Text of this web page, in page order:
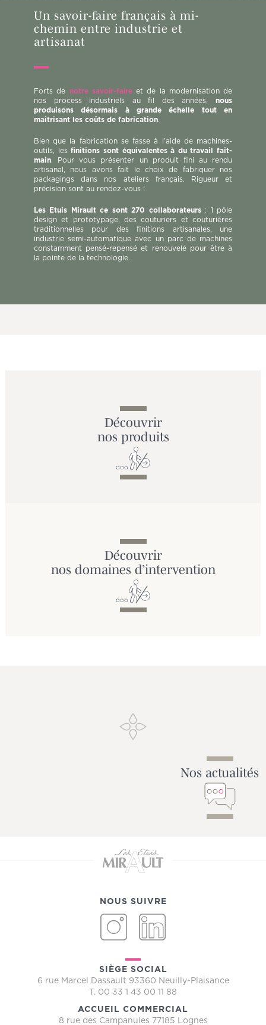
Un savoir-faire français à mi-
chemin entre industrie et
artisanat
Forts de notre savoir-faireet de la modernisation de
nos process industriels au fil des années, nous
produisons désormais à grande échelle tout en
maitrisant les coûts de fabrication.
Bien que la fabrication se fasse à l’aide de machines-
outils, lesfinitions sont équivalentes à du travail fait-
main. Pour vous présenter un produit fini au rendu
artisanal, nous avons fait le choix de fabriquer nos
packagings dans nos ateliers français. Rigueur et
précision sont au rendez-vous !
Les Etuis Mirault ce sont 270 collaborateurs: 1 pôle
design et prototypage, des couturiers et couturières
traditionnelles pour des finitions artisanales, une
industrie semi-automatique avec un parc de machines
constamment pensé-repensé et renouvelé pour être à
la pointe de la technologie.
Découvrir
nos produits
Découvrir
nos domaines d’intervention
Nos actualités
SIÈGE SOCIAL
6 rue Marcel Dassault 93360 Neuilly-Plaisance
T. 00 33 1 43 00 11 88
ACCUEIL COMMERCIAL
8 rue des Campanules 77185 Lognes
NOUS SUIVRE
INSTAGRAM